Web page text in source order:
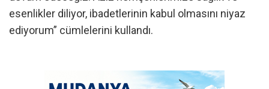
esenlikler diliyor, ibadetlerinin kabul olmasını niyaz
ediyorum” cümlelerini kullandı.